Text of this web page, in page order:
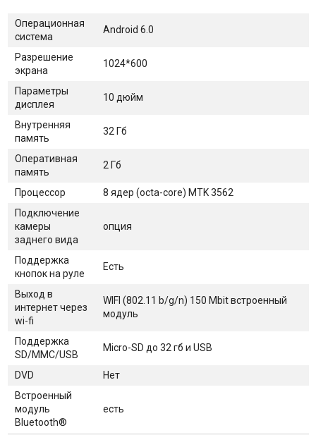
Операционная
система
Android 6.0
Разрешение
экрана
1024*600
Параметры
дисплея
10 дюйм
Внутренняя
память
32 Гб
Оперативная
память
2 Гб
Процессор
8 ядер (octa-core) MTK 3562
Подключение
камеры
заднего вида
опция
Поддержка
кнопок на руле
Есть
Выход в
интернет через
wi-fi
WIFI (802.11 b/g/n) 150 Mbit встроенный
модуль
Поддержка
SD/MMC/USB
Micro-SD до 32 гб и USB
DVD
Нет
Встроенный
модуль
Bluetooth®
есть